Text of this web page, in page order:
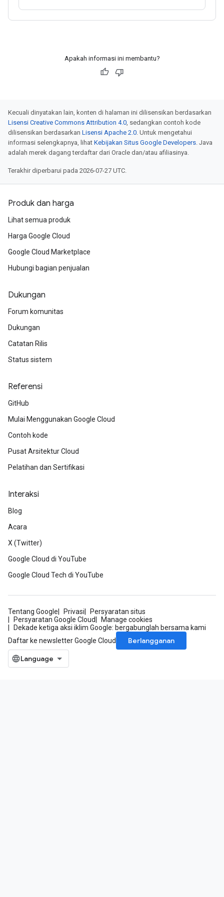
Apakah informasi ini membantu?
Kecuali dinyatakan lain, konten di halaman ini dilisensikan berdasarkan
Lisensi Creative Commons Attribution 4.0, sedangkan contoh kode
dilisensikan berdasarkan Lisensi Apache 2.0. Untuk mengetahui
informasi selengkapnya, lihat Kebijakan Situs Google Developers. Java
adalah merek dagang terdaftar dari Oracle dan/atau afiliasinya.
Terakhir diperbarui pada 2026-07-27 UTC.
Produk dan harga
Lihat semua produk
Harga Google Cloud
Google Cloud Marketplace
Hubungi bagian penjualan
Dukungan
Forum komunitas
Dukungan
Catatan Rilis
Status sistem
Referensi
GitHub
Mulai Menggunakan Google Cloud
Contoh kode
Pusat Arsitektur Cloud
Pelatihan dan Sertifikasi
Interaksi
Blog
Acara
X (Twitter)
Google Cloud di YouTube
Google Cloud Tech di YouTube
Tentang Google Privasi
Persyaratan situs
Persyaratan Google Cloud
Manage cookies
Dekade ketiga aksi iklim Google: bergabunglah bersama kami
Daftar ke newsletter Google Cloud
Berlangganan